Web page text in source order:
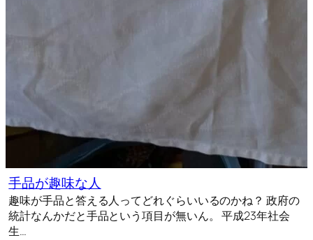
手品が趣味な人
趣味が手品と答える人ってどれぐらいいるのかね？ 政府の
統計なんかだと手品という項目が無いん。 平成23年社会
生…